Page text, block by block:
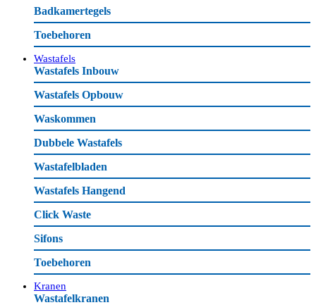
Badkamertegels
Toebehoren
Wastafels
Wastafels Inbouw
Wastafels Opbouw
Waskommen
Dubbele Wastafels
Wastafelbladen
Wastafels Hangend
Click Waste
Sifons
Toebehoren
Kranen
Wastafelkranen